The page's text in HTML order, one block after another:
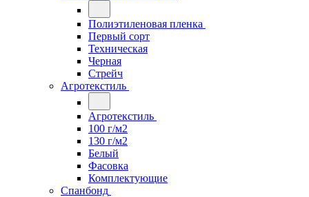
Полиэтиленовая пленка
Первый сорт
Техническая
Черная
Стрейч
Агротекстиль
Агротекстиль
100 г/м2
130 г/м2
Белый
Фасовка
Комплектующие
Спанбонд